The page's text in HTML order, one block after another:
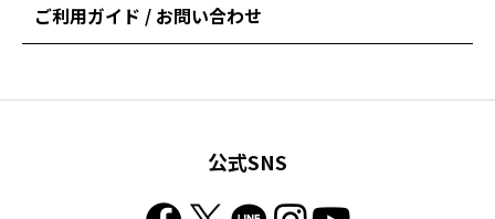
ご利用ガイド / お問い合わせ
公式SNS